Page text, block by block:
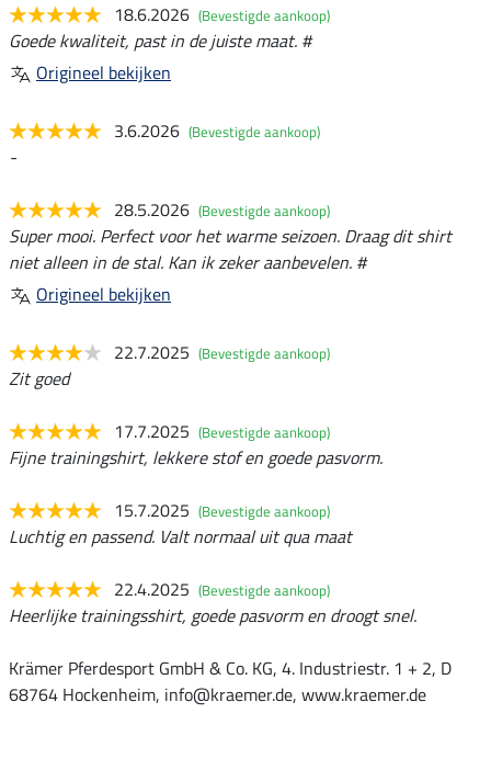
18.6.2026 (Bevestigde aankoop)
Goede kwaliteit, past in de juiste maat. #
Origineel bekijken
3.6.2026 (Bevestigde aankoop)
-
28.5.2026 (Bevestigde aankoop)
Super mooi. Perfect voor het warme seizoen. Draag dit shirt
niet alleen in de stal. Kan ik zeker aanbevelen. #
Origineel bekijken
22.7.2025 (Bevestigde aankoop)
Zit goed
17.7.2025 (Bevestigde aankoop)
Fijne trainingshirt, lekkere stof en goede pasvorm.
15.7.2025 (Bevestigde aankoop)
Luchtig en passend. Valt normaal uit qua maat
22.4.2025 (Bevestigde aankoop)
Heerlijke trainingsshirt, goede pasvorm en droogt snel.
Krämer Pferdesport GmbH & Co. KG, 4. Industriestr. 1 + 2, D
68764 Hockenheim, info@kraemer.de, www.kraemer.de